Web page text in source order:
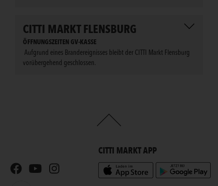
CITTI MARKT FLENSBURG
ÖFFNUNGSZEITEN GV-KASSE
Aufgrund eines Brandereignisses bleibt der CITTI Markt Flensburg
vorübergehend geschlossen.
CITTI MARKT APP